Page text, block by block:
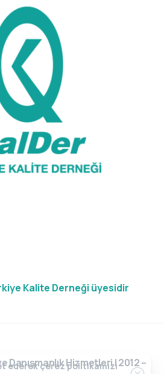
Kalite Derneği üyesidir
Danışmanlık Hizmetleri | 2012 –
ederek çerez politikamızı